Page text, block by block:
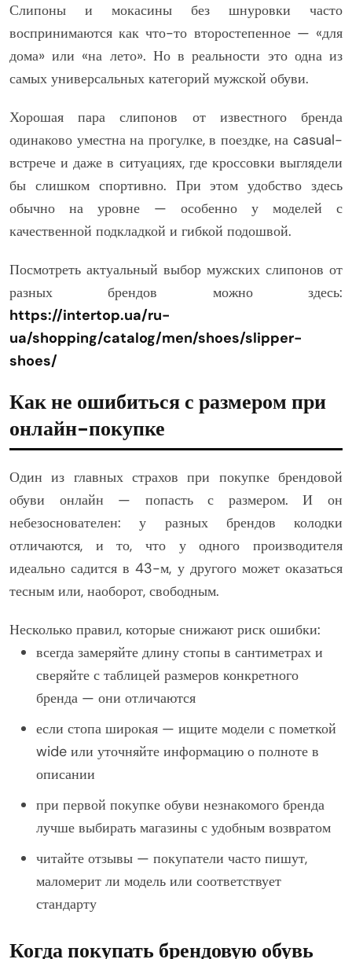
Слипоны и мокасины без шнуровки часто
воспринимаются как что-то второстепенное — «для
дома» или «на лето». Но в реальности это одна из
самых универсальных категорий мужской обуви.
Хорошая пара слипонов от известного бренда
одинаково уместна на прогулке, в поездке, на casual-
встрече и даже в ситуациях, где кроссовки выглядели
бы слишком спортивно. При этом удобство здесь
обычно на уровне — особенно у моделей с
качественной подкладкой и гибкой подошвой.
Посмотреть актуальный выбор мужских слипонов от
разных брендов можно здесь:
https://intertop.ua/ru-
ua/shopping/catalog/men/shoes/slipper-
shoes/
Как не ошибиться с размером при
онлайн-покупке
Один из главных страхов при покупке брендовой
обуви онлайн — попасть с размером. И он
небезоснователен: у разных брендов колодки
отличаются, и то, что у одного производителя
идеально садится в 43-м, у другого может оказаться
тесным или, наоборот, свободным.
Несколько правил, которые снижают риск ошибки:
всегда замеряйте длину стопы в сантиметрах и
сверяйте с таблицей размеров конкретного
бренда — они отличаются
если стопа широкая — ищите модели с пометкой
wide или уточняйте информацию о полноте в
описании
при первой покупке обуви незнакомого бренда
лучше выбирать магазины с удобным возвратом
читайте отзывы — покупатели часто пишут,
маломерит ли модель или соответствует
стандарту
Когда покупать брендовую обувь